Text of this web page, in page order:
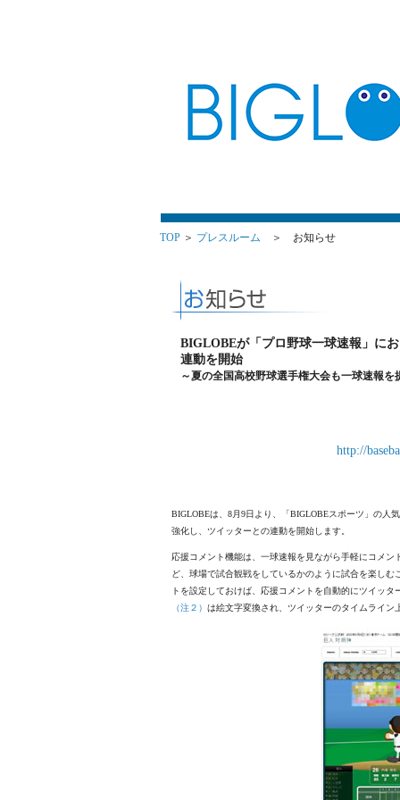
TOP ＞ プレスルーム ＞ お知らせ
BIGLOBEが「プロ野球一球速報」に
連動を開始
～夏の全国高校野球選手権大会も一球速報を
http://
BIGLOBEは、8月9日より、「BIGLOBEスポーツ」の人
強化し、ツイッターとの連動を開始します。
応援コメント機能は、一球速報を見ながら手軽にコメ
ど、球場で試合観戦をしているかのように試合を楽し
トを設定しておけば、応援コメントを自動的にツイッ
（注２） は絵文字変換され、ツイッターのタイムライン